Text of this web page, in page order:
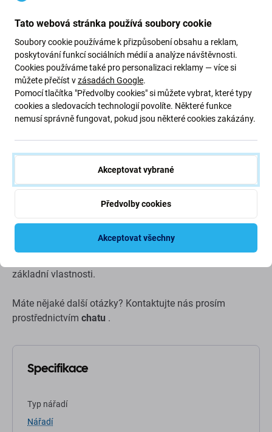
Servisní páska na ochranu čelního
skla - 80 mm x 60 m
Ochranná páska chrání povrchy před poškrábáním během
přepravy nebo opravy. Nezanechává žádné zbytky lepidla,
Obrázky produktů jsou pouze ilustrativní a mohou se lišit
základní vlastnosti.
Máte nějaké další otázky? Kontaktujte nás prosím
prostřednictvím chatu .
Specifikace
Typ nářadí
Nářadí
Tato webová stránka používá soubory cookie
Soubory cookie používáme k přizpůsobení obsahu a reklam,
poskytování funkcí sociálních médií a analýze návštěvnosti.
Cookies používáme také pro personalizaci reklamy — více si
můžete přečíst vzásadách Google.
Pomocí tlačítka "Předvolby cookies" si můžete vybrat, které typy
cookies a sledovacích technologií povolíte. Některé funkce
nemusí správně fungovat, pokud jsou některé cookies zakázány.
Akceptovat vybrané
Předvolby cookies
Akceptovat všechny